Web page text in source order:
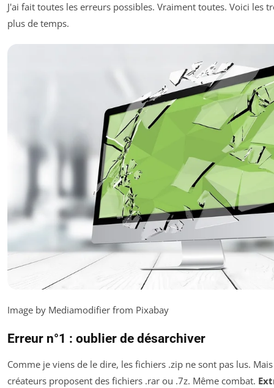
J'ai fait toutes les erreurs possibles. Vraiment toutes. Voici les
plus de temps.
Image by Mediamodifier from Pixabay
Erreur n°1 : oublier de désarchiver
Comme je viens de le dire, les fichiers .zip ne sont pas lus.
créateurs proposent des fichiers .rar ou .7z. Même combat.